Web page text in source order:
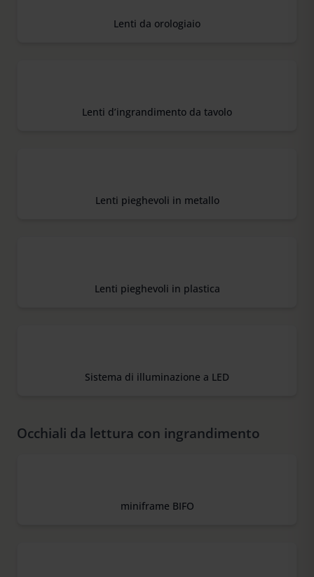
Lenti da orologiaio
Lenti d’ingrandimento da tavolo
Lenti pieghevoli in metallo
Lenti pieghevoli in plastica
Sistema di illuminazione a LED
Occhiali da lettura con ingrandimento
miniframe BIFO